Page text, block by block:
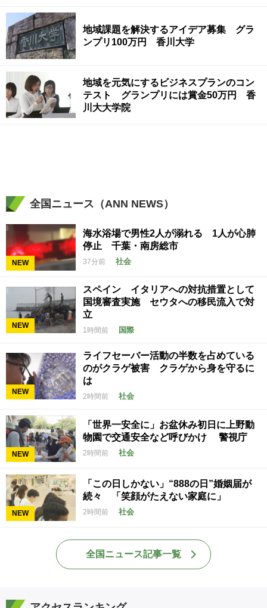
地域課題を解決するアイデア募集 グラ
ンプリ100万円 香川大学
地域を元気にするビジネスプランのコン
テスト グランプリには賞金50万円 香
川大大学院
全国ニュース（ANN NEWS）
NEW
海水浴場で男性2人が溺れる 1人が心肺
停止 千葉・南房総市
37分前 社会
NEW
スペイン イタリアへの対抗措置として
国境審査実施 セウタへの移民流入で対
立
1時間前 国際
NEW
ライフセーバー活動の半数を占めている
のがクラゲ被害 クラゲから身を守るに
は
2時間前 社会
NEW
「世界一安全に」お盆休み初日に上野動
物園で交通安全など呼びかけ 警視庁
2時間前 社会
NEW
「この日しかない」“888の日”婚姻届が
続々 「笑顔がたえない家庭に」
2時間前 社会
全国ニュース記事一覧